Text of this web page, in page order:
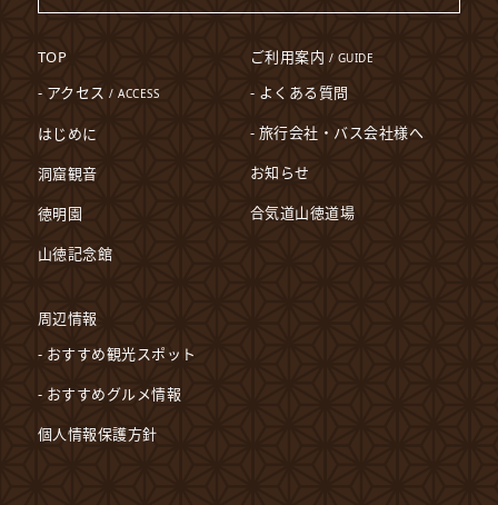
TOP
- アクセス / ACCESS
はじめに
洞窟観音
徳明園
山徳記念館
ご利用案内 / GUIDE
- よくある質問
- 旅行会社・バス会社様へ
お知らせ
合気道山徳道場
周辺情報
- おすすめ観光スポット
- おすすめグルメ情報
個人情報保護方針